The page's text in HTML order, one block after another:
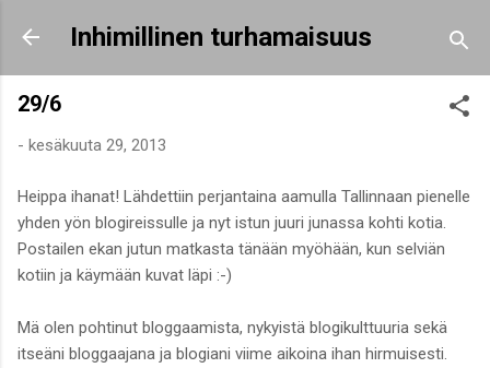
Siirry pääsisältöön
Inhimillinen turhamaisuus
29/6
- kesäkuuta 29, 2013
Heippa ihanat! Lähdettiin perjantaina aamulla Tallinnaan pienelle
yhden yön blogireissulle ja nyt istun juuri junassa kohti kotia.
Postailen ekan jutun matkasta tänään myöhään, kun selviän
kotiin ja käymään kuvat läpi :-)
Mä olen pohtinut bloggaamista, nykyistä blogikulttuuria sekä
itseäni bloggaajana ja blogiani viime aikoina ihan hirmuisesti.